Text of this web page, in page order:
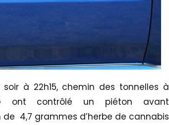
à 22h15, chemin des tonnelles à
ont contrôlé un piéton avant
4,7 grammes d’herbe de cannabis